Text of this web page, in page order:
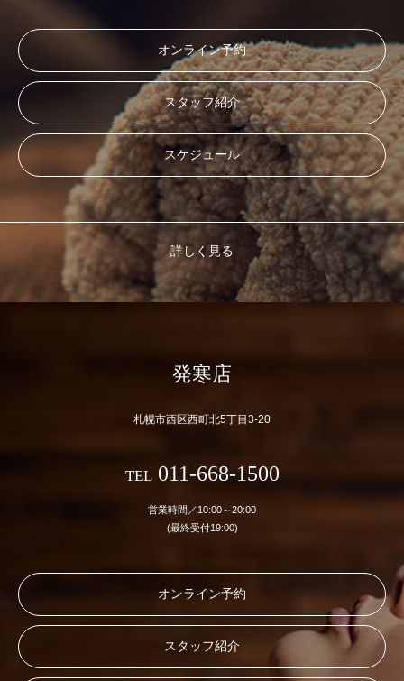
オンライン予約
スタッフ紹介
スケジュール
詳しく見る
発寒店
札幌市西区西町北5丁目3-20
TEL011-668-1500
営業時間／10:00～20:00
(最終受付19:00)
オンライン予約
スタッフ紹介